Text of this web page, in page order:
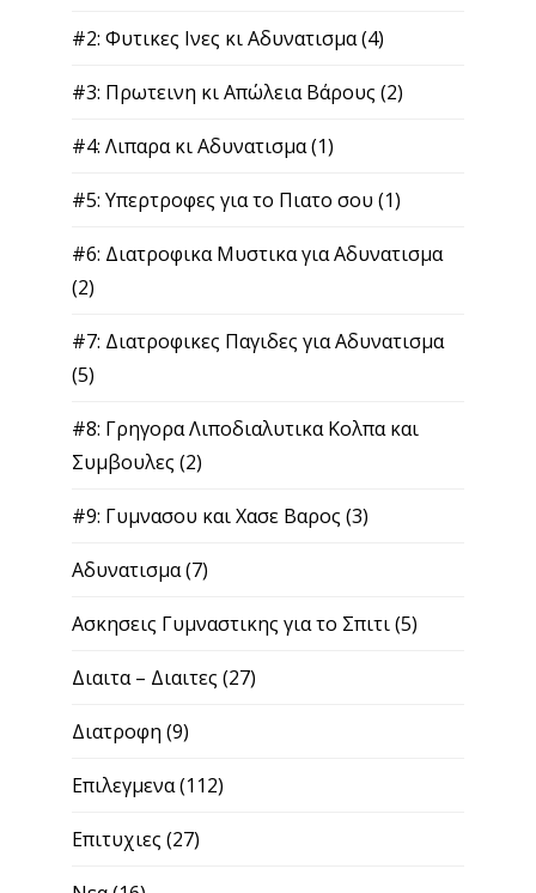
#2: Φυτικες Ινες κι Αδυνατισμα(4)
#3: Πρωτεινη κι Απώλεια Βάρους (2)
#4: Λιπαρα κι Αδυνατισμα(1)
#5: Υπερτροφες για το Πιατο σου (1)
#6: Διατροφικα Μυστικα για Αδυνατισμα
(2)
#7: Διατροφικες Παγιδες για Αδυνατισμα
(5)
#8: Γρηγορα Λιποδιαλυτικα Κολπα και
Συμβουλες (2)
#9: Γυμνασου και Χασε Βαρος (3)
Αδυνατισμα(7)
Ασκησεις Γυμναστικης για το Σπιτι(5)
Διαιτα – Διαιτες (27)
Διατροφη (9)
Επιλεγμενα(112)
Επιτυχιες (27)